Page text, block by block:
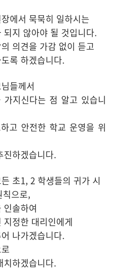
에서 묵묵히 일하시는
지 않아야 될 것입니다.
의견을 가감 없이 듣고
록 하겠습니다.
들께서
지신다는 점 알고 있습니
고 안전한 학교 운영을 위
진하겠습니다.
초1, 2 학생들의 귀가 시
으로,
인솔하여
정한 대리인에게
나가겠습니다.
치하겠습니다.